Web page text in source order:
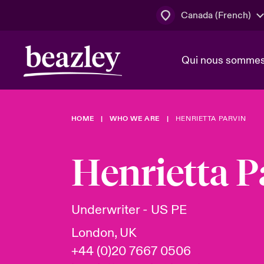
Canada (French)
Qui nous
Qui nous sommes
Conseil
Bonjour
Beazley.
Pleins feux
Espace assurés
Client Cyber
HOME WHO WE ARE HENRIETTA PARVIN
Henrietta
Underwriter - US PE
London, UK
+44 (0)20 7667 0506